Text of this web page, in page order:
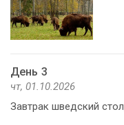
День 3
чт, 01.10.2026
Зав­трак швед­ский